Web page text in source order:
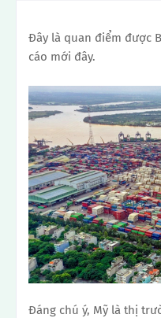
Đây là quan điểm được
cáo mới đây.
Đáng chú ý, Mỹ là thị